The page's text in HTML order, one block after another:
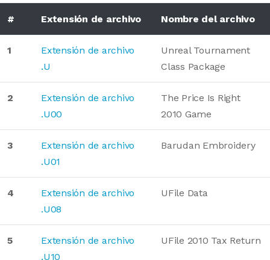
# Extensión de archivo Nombre del archivo
1
Extensión de archivo
.U
Unreal Tournament
Class Package
2
Extensión de archivo
.U00
The Price Is Right
2010 Game
3
Extensión de archivo
.U01
Barudan Embroidery
4
Extensión de archivo
.U08
UFile Data
5
Extensión de archivo
.U10
UFile 2010 Tax Return